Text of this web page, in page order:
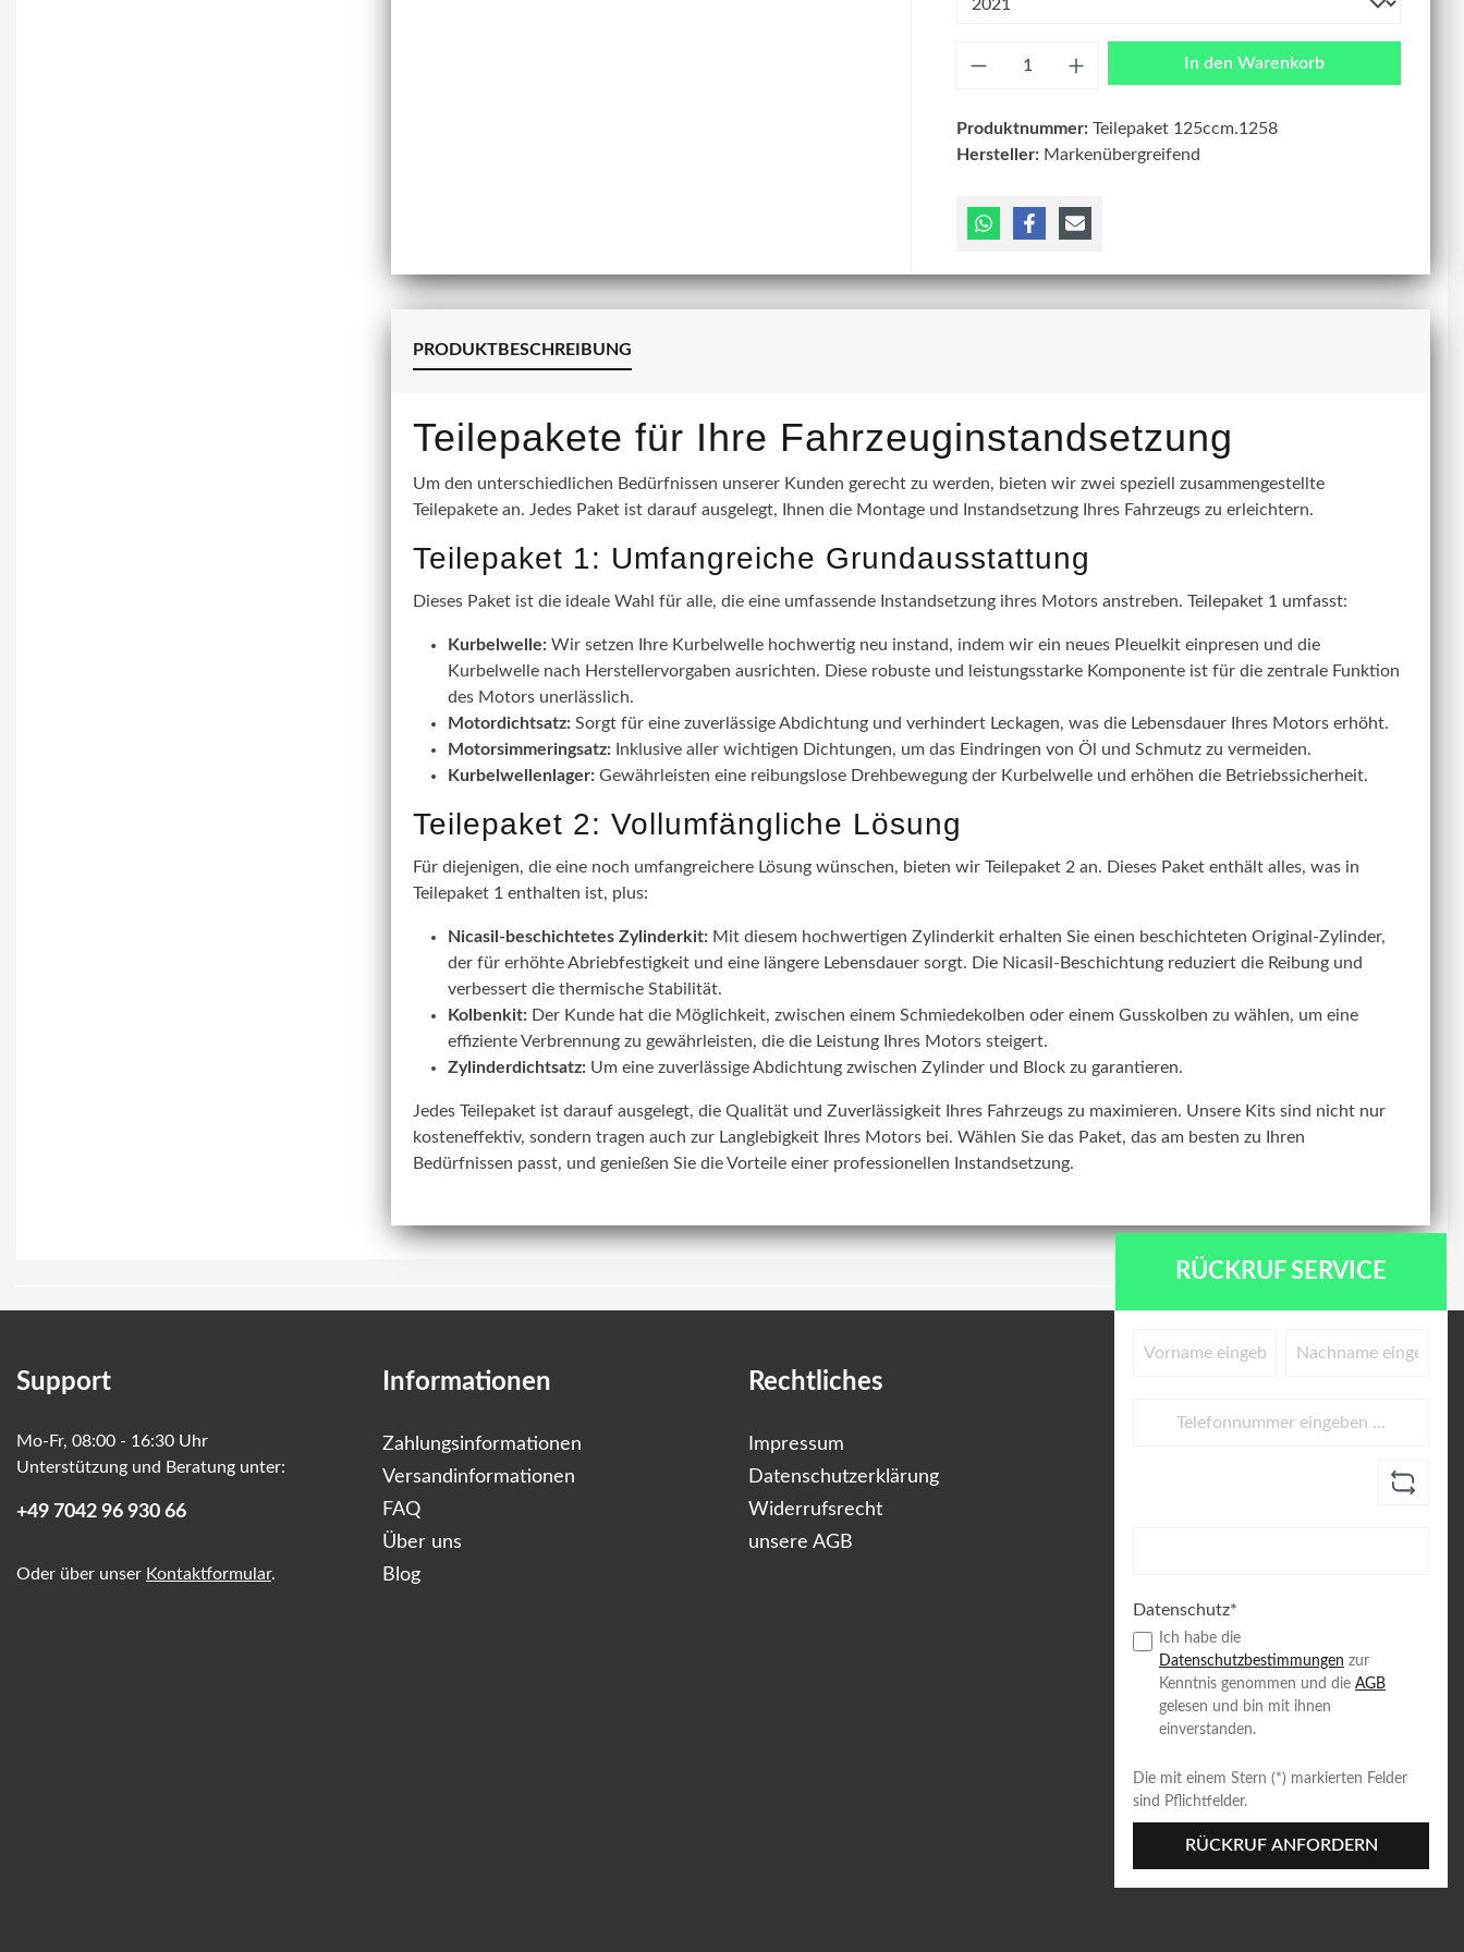
In den Warenkorb
Produktnummer:Teilepaket 125ccm.1258
Hersteller: Markenübergreifend
PRODUKTBESCHREIBUNG
Teilepakete für Ihre Fahrzeuginstandsetzung
Um den unterschiedlichen Bedürfnissen unserer Kunden gerecht zu werden, bieten wir zwei speziell zusammengestellte
Teilepakete an. Jedes Paket ist darauf ausgelegt, Ihnen die Montage und Instandsetzung Ihres Fahrzeugs zu erleichtern.
Teilepaket 1: Umfangreiche Grundausstattung
Dieses Paket ist die ideale Wahl für alle, die eine umfassende Instandsetzung ihres Motors anstreben. Teilepaket 1 umfasst:
Kurbelwelle: Wir setzen Ihre Kurbelwelle hochwertig neu instand, indem wir ein neues Pleuelkit einpresen und die
Kurbelwelle nach Herstellervorgaben ausrichten. Diese robuste und leistungsstarke Komponente ist für die zentrale Funktion
des Motors unerlässlich.
Motordichtsatz: Sorgt für eine zuverlässige Abdichtung und verhindert Leckagen, was die Lebensdauer Ihres Motors erhöht.
Motorsimmeringsatz: Inklusive aller wichtigen Dichtungen, um das Eindringen von Öl und Schmutz zu vermeiden.
Kurbelwellenlager: Gewährleisten eine reibungslose Drehbewegung der Kurbelwelle und erhöhen die Betriebssicherheit.
Teilepaket 2: Vollumfängliche Lösung
Für diejenigen, die eine noch umfangreichere Lösung wünschen, bieten wir Teilepaket 2 an. Dieses Paket enthält alles, was in
Teilepaket 1 enthalten ist, plus:
Nicasil-beschichtetes Zylinderkit: Mit diesem hochwertigen Zylinderkit erhalten Sie einen beschichteten Original-Zylinder,
der für erhöhte Abriebfestigkeit und eine längere Lebensdauer sorgt. Die Nicasil-Beschichtung reduziert die Reibung und
verbessert die thermische Stabilität.
Kolbenkit: Der Kunde hat die Möglichkeit, zwischen einem Schmiedekolben oder einem Gusskolben zu wählen, um eine
effiziente Verbrennung zu gewährleisten, die die Leistung Ihres Motors steigert.
Zylinderdichtsatz: Um eine zuverlässige Abdichtung zwischen Zylinder und Block zu garantieren.
Jedes Teilepaket ist darauf ausgelegt, die Qualität und Zuverlässigkeit Ihres Fahrzeugs zu maximieren. Unsere Kits sind nicht nur
kosteneffektiv, sondern tragen auch zur Langlebigkeit Ihres Motors bei. Wählen Sie das Paket, das am besten zu Ihren
Bedürfnissen passt, und genießen Sie die Vorteile einer professionellen Instandsetzung.
Support
Mo-Fr, 08:00 - 16:30 Uhr
Unterstützung und Beratung unter:
+49 7042 96 930 66
Oder über unser Kontaktformular.
Informationen
Zahlungsinformationen
Versandinformationen
FAQ
Über uns
Blog
Rechtliches
Impressum
Datenschutzerklärung
Widerrufsrecht
unsere AGB
RÜCKRUF SERVICE
Datenschutz*
Ich habe die
Datenschutzbestimmungen zur
Kenntnis genommen und die AGB
gelesen und bin mit ihnen
einverstanden.
Die mit einem Stern (*) markierten Felder
sind Pflichtfelder.
RÜCKRUF ANFORDERN